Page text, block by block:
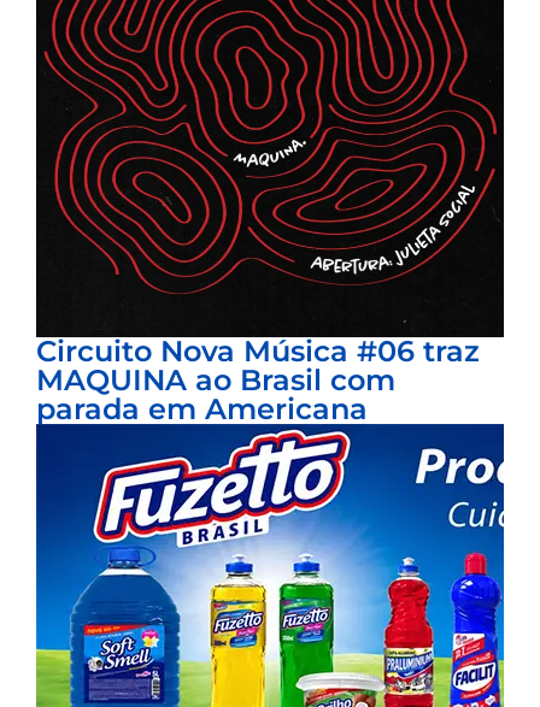
Circuito Nova Música #06 traz
MAQUINA ao Brasil com
parada em Americana